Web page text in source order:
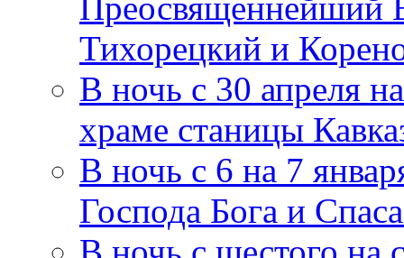
Тихорецкий и
В ночь с 30 апреля
храме станицы
В ночь с 6 на 7
Господа Бога и